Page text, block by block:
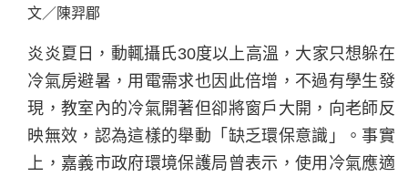
文／陳羿郿
炎炎夏日，動輒攝氏30度以上高溫，大家只想躲在
冷氣房避暑，用電需求也因此倍增，不過有學生發
現，教室內的冷氣開著但卻將窗戶大開，向老師反
映無效，認為這樣的舉動「缺乏環保意識」。事實
上，嘉義市政府環境保護局曾表示，使用冷氣應適